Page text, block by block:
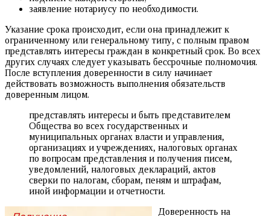
заявление нотариусу по необходимости.
Указание срока происходит, если она принадлежит к
ограниченному или генеральному типу, с полным правом
представлять интересы граждан в конкретный срок. Во всех
других случаях следует указывать бессрочные полномочия.
После вступления доверенности в силу начинает
действовать возможность выполнения обязательств
доверенным лицом.
представлять интересы и быть представителем
Общества во всех государственных и
муниципальных органах власти и управления,
организациях и учреждениях, налоговых органах
по вопросам представления и получения писем,
уведомлений, налоговых деклараций, актов
сверки по налогам, сборам, пеням и штрафам,
иной информации и отчетности.
Доверенность на